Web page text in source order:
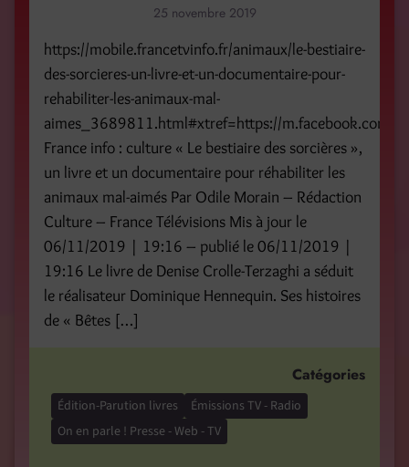
25 novembre 2019
https://mobile.francetvinfo.fr/animaux/le-bestiaire-
des-sorcieres-un-livre-et-un-documentaire-pour-
rehabiliter-les-animaux-mal-
aimes_3689811.html#xtref=https://m.facebook.com/
France info : culture « Le bestiaire des sorcières »,
un livre et un documentaire pour réhabiliter les
animaux mal-aimés Par Odile Morain – Rédaction
Culture – France Télévisions Mis à jour le
06/11/2019 | 19:16 – publié le 06/11/2019 |
19:16 Le livre de Denise Crolle-Terzaghi a séduit
le réalisateur Dominique Hennequin. Ses histoires
de « Bêtes […]
Catégories
Édition-Parution livres
Émissions TV - Radio
On en parle ! Presse - Web - TV